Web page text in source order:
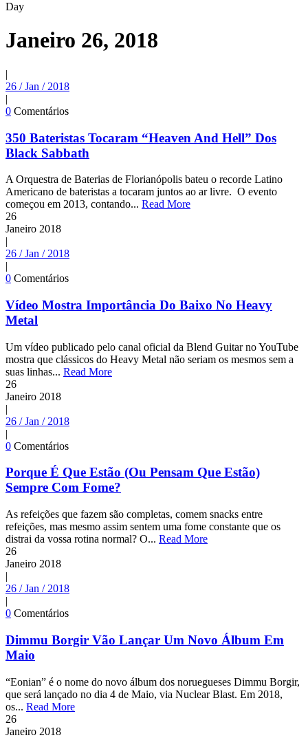
Day
Janeiro 26, 2018
|
26 / Jan / 2018
|
0 Comentários
350 Bateristas Tocaram “Heaven And Hell” Dos
Black Sabbath
A Orquestra de Baterias de Florianópolis bateu o recorde Latino
Americano de bateristas a tocaram juntos ao ar livre. O evento
começou em 2013, contando... Read More
26
Janeiro 2018
|
26 / Jan / 2018
|
0 Comentários
Vídeo Mostra Importância Do Baixo No Heavy
Metal
Um vídeo publicado pelo canal oficial da Blend Guitar no YouTube
mostra que clássicos do Heavy Metal não seriam os mesmos sem a
suas linhas... Read More
26
Janeiro 2018
|
26 / Jan / 2018
|
0 Comentários
Porque É Que Estão (Ou Pensam Que Estão)
Sempre Com Fome?
As refeições que fazem são completas, comem snacks entre
refeições, mas mesmo assim sentem uma fome constante que os
distrai da vossa rotina normal? O... Read More
26
Janeiro 2018
|
26 / Jan / 2018
|
0 Comentários
Dimmu Borgir Vão Lançar Um Novo Álbum Em
Maio
“Eonian” é o nome do novo álbum dos noruegueses Dimmu Borgir,
que será lançado no dia 4 de Maio, via Nuclear Blast. Em 2018,
os... Read More
26
Janeiro 2018